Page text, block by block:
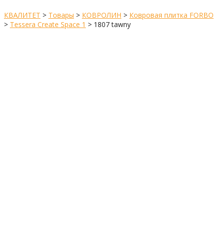
КВАЛИТЕТ > Товары > КОВРОЛИН > Ковровая плитка FORBO
> Tessera Create Space 1 > 1807 tawny